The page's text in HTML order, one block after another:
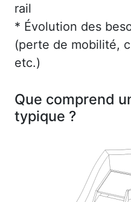
rail
* Évolution des
(perte de mobilité,
etc.)
Que comprend
typique ?